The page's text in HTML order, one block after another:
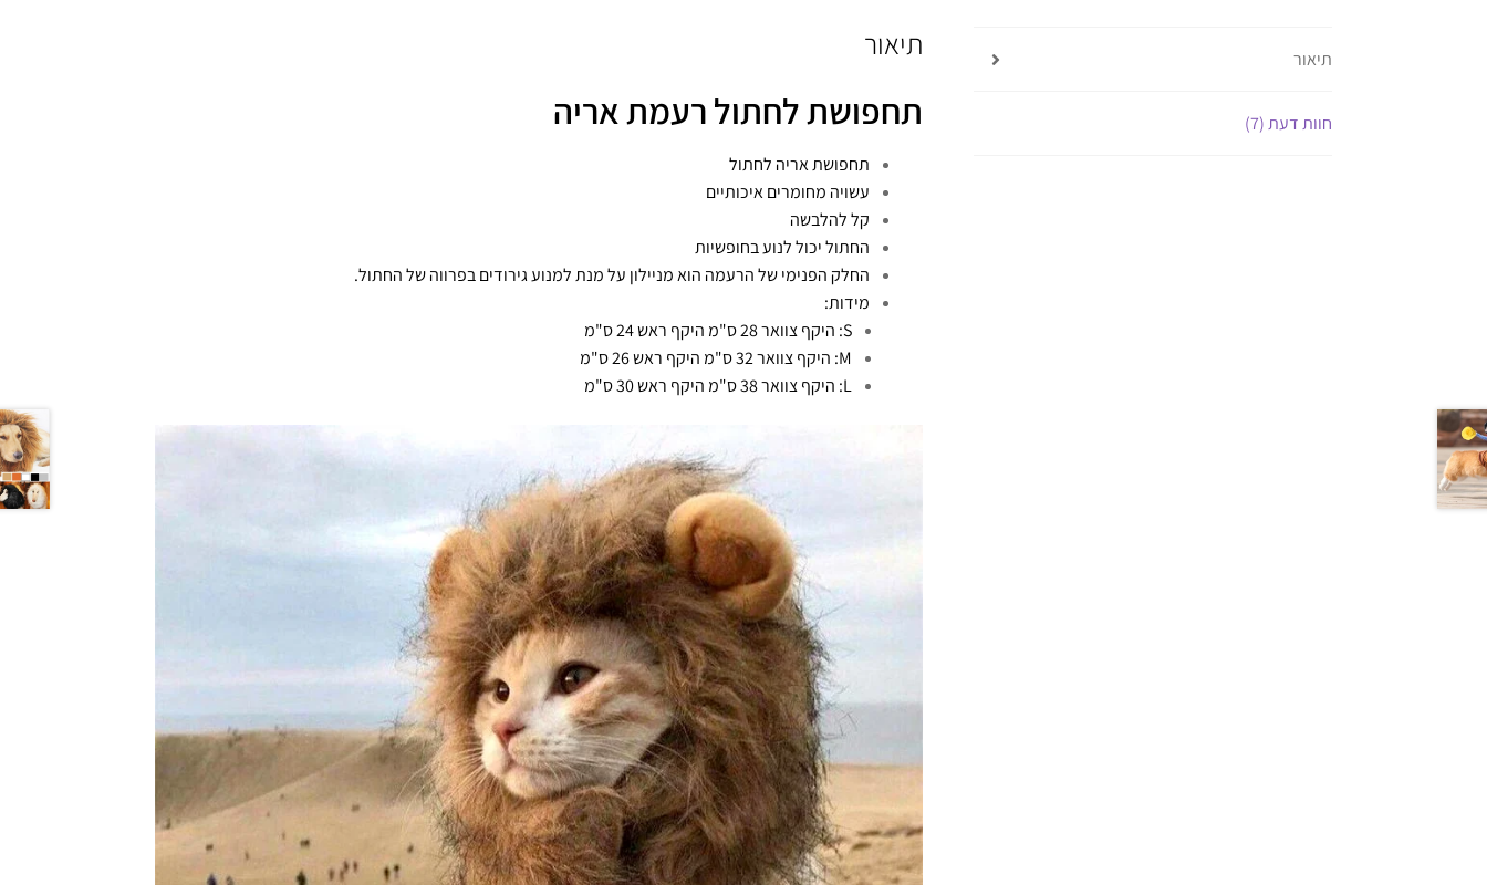
תיאור
חוות דעת (7)
תיאור
תחפושת לחתול רעמת אריה
תחפושת אריה לחתול
עשויה מחומרים איכותיים
קל להלבשה
החתול יכול לנוע בחופשיות
החלק הפנימי של הרעמה הוא מניילון על מנת למנוע גירודים בפרווה של החתול.
מידות:
S: היקף צוואר 28 ס"מ היקף ראש 24 ס"מ
M: היקף צוואר 32 ס"מ היקף ראש 26 ס"מ
L: היקף צוואר 38 ס"מ היקף ראש 30 ס"מ